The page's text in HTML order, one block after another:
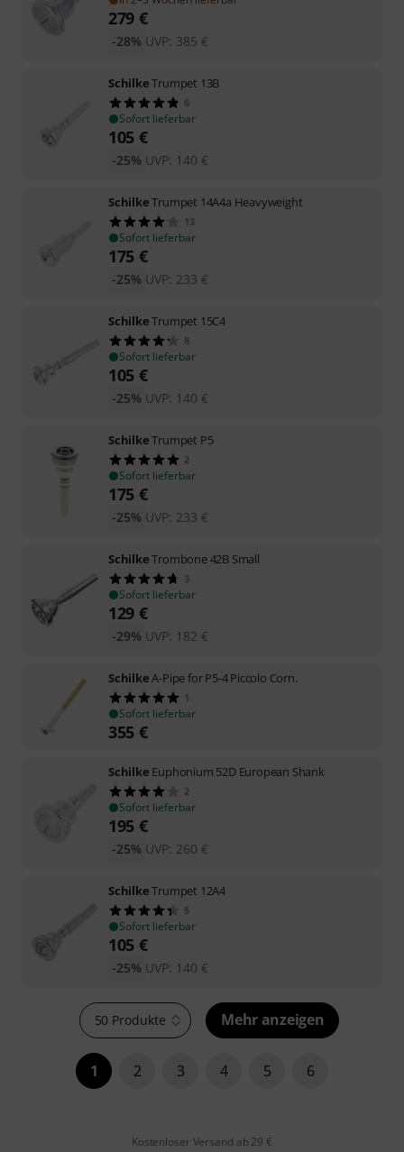
279 €
UVP: 385 €
-28%
SchilkeTrumpet 13B
6
Sofort lieferbar
105 €
UVP: 140 €
-25%
SchilkeTrumpet 14A4a Heavyweight
13
Sofort lieferbar
175 €
UVP: 233 €
-25%
SchilkeTrumpet 15C4
8
Sofort lieferbar
105 €
UVP: 140 €
-25%
SchilkeTrumpet P5
2
Sofort lieferbar
175 €
UVP: 233 €
-25%
SchilkeTrombone 42B Small
3
Sofort lieferbar
129 €
UVP: 182 €
-29%
SchilkeA-Pipe for P5-4 Piccolo Corn.
1
Sofort lieferbar
355 €
Schilke Euphonium 52D European Shank
2
Sofort lieferbar
195 €
UVP: 260 €
-25%
SchilkeTrumpet 12A4
5
Sofort lieferbar
105 €
UVP: 140 €
-25%
50 Produkte Mehr anzeigen
1 2 3 4 5 6
Kostenloser Versand ab 29 €